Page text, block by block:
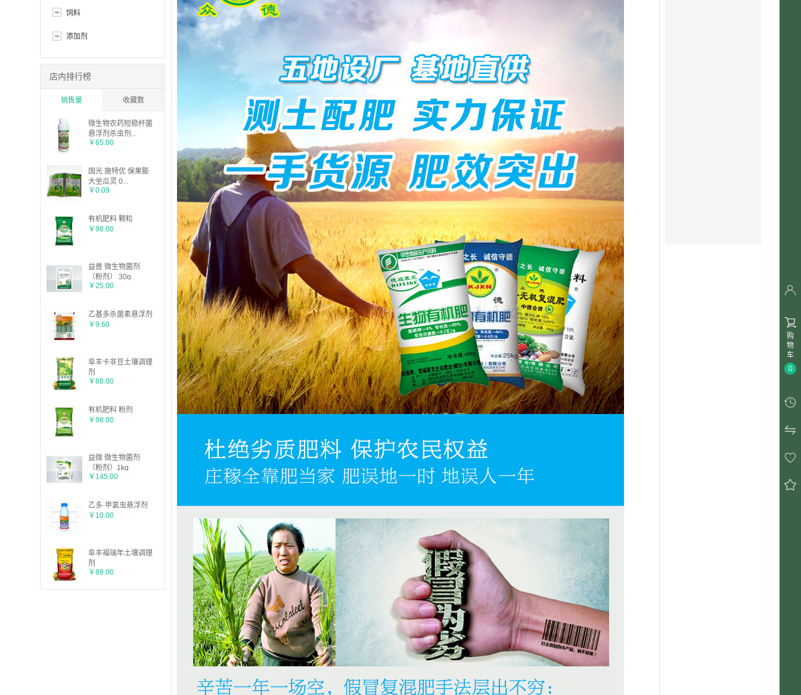
饲料
添加剂
店内排行榜
销售量 收藏数
微生物农药短稳杆菌
悬浮剂杀虫剂...
￥65.00
国光 施特优 保果膨
大坐瓜灵 0...
￥0.09
有机肥料 颗粒
￥98.00
益普 微生物菌剂
（粉剂） 30g
￥25.00
乙基多杀菌素悬浮剂
￥9.60
阜丰卡非豆土壤调理
剂
￥88.00
有机肥料 粉剂
￥98.00
益微 微生物菌剂
（粉剂）1kg
￥145.00
乙多·甲氯虫悬浮剂
￥10.00
阜丰福瑞年土壤调理
剂
￥88.00


购
物
车
0



